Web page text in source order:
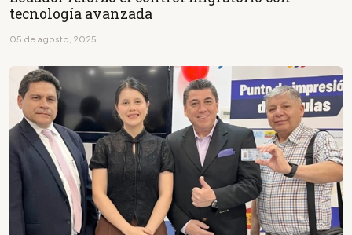
tecnología avanzada
05 de agosto, 2025